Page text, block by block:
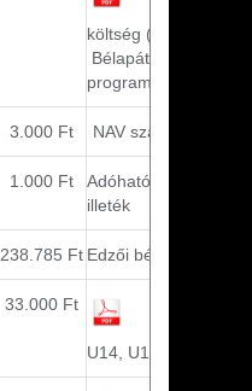
költség (Heréd,
Bélapátfalva Bozsik
program)
3.000 Ft NAV szakképzési hj.
1.000 Ft
Adóhatósági eljárási
illeték
238.785 Ft Edzői bérek (Május)
33.000 Ft
U14, U15